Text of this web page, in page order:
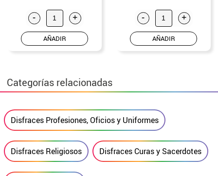
- +
AÑADIR
- +
AÑADIR
Categorías relacionadas
Disfraces Profesiones, Oficios y Uniformes
Disfraces Religiosos Disfraces Curas y Sacerdotes